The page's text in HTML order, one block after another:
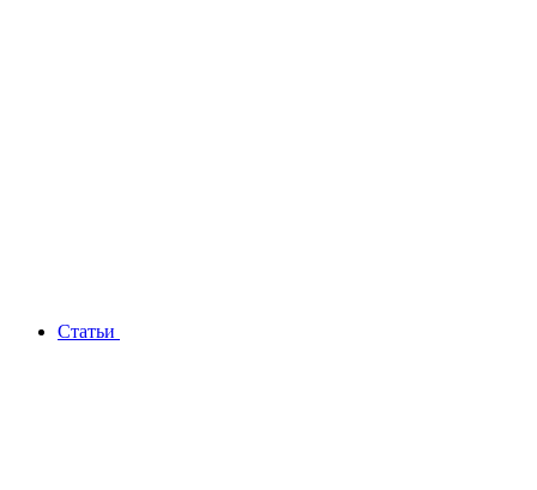
Статьи